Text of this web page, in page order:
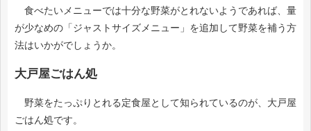
食べたいメニューでは十分な野菜がとれないようであれば、量
が少なめの「ジャストサイズメニュー」を追加して野菜を補う方
法はいかがでしょうか。
大戸屋ごはん処
野菜をたっぷりとれる定食屋として知られているのが、大戸屋
ごはん処です。